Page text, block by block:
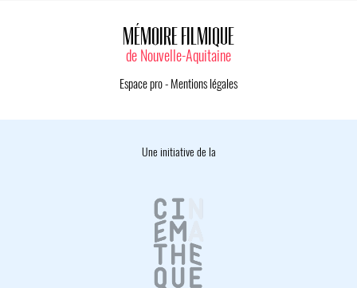
MÉMOIRE FILMIQUE
de Nouvelle-Aquitaine
Espace pro- Mentions légales
Une initiative de la